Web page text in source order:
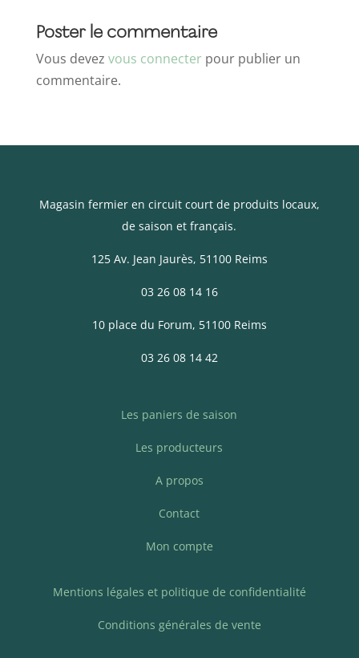
Poster le commentaire
Vous devez vous connecter pour publier un
commentaire.
Magasin fermier en circuit court de produits locaux,
de saison et français.
125 Av. Jean Jaurès, 51100 Reims
03 26 08 14 16
10 place du Forum, 51100 Reims
03 26 08 14 42
Les paniers de saison
Les producteurs
A propos
Contact
Mon compte
Mentions légales et politique de confidentialité
Conditions générales de vente